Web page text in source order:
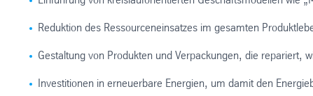
Reduktion des Ressourceneinsatzes im gesamten
Gestaltung von Produkten und Verpackungen, die repariert,
Investitionen in erneuerbare Energien, um damit den